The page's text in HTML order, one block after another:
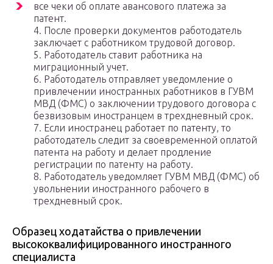
все чеки об оплате авансового платежа за
патент.
4. После проверки документов работодатель
заключает с работником трудовой договор.
5. Работодатель ставит работника на
миграционный учет.
6. Работодатель отправляет уведомление о
привлечении иностранных работников в ГУВМ
МВД (ФМС) о заключении трудового договора с
безвизовым иностранцем в трехдневный срок.
7. Если иностранец работает по патенту, то
работодатель следит за своевременной оплатой
патента на работу и делает продление
регистрации по патенту на работу.
8. Работодатель уведомляет ГУВМ МВД (ФМС) об
увольнении иностранного рабочего в
трехдневный срок.
Образец ходатайства о привлечении
высококвалифицированного иностранного
специалиста